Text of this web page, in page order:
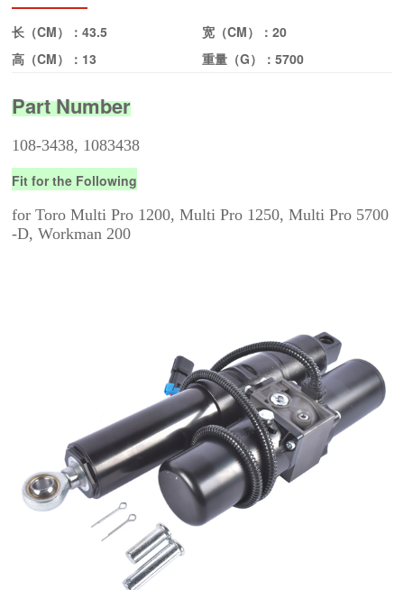
长（CM）：43.5 宽（CM）： 20
高（CM）： 13 重量（G）： 5700
Part Number
108-3438, 1083438
Fit for the Following
for Toro Multi Pro 1200, Multi Pro 1250, Multi Pro 5700
-D, Workman 200